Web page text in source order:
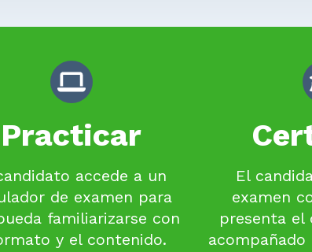
Practicar
accede a un
de examen para
familiarizarse con
y el contenido.
El
examen
presenta el
acompañado